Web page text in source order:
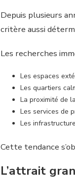
Depuis plusieurs
critère aussi
Les recherches
Les espaces
Les quartiers
La proximité de
Les services de
Les
Cette tendance
L’attrait